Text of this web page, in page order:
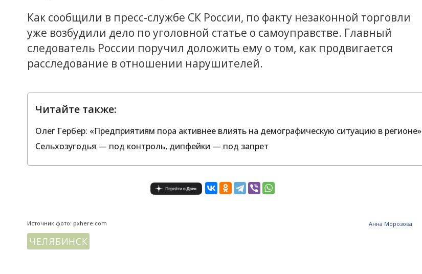
Как сообщили в пресс-службе СК России, по факту незаконной торговли
уже возбудили дело по уголовной статье о самоуправстве. Главный
следователь России поручил доложить ему о том, как продвигается
расследование в отношении нарушителей.
Читайте также:
Олег Гербер: «Предприятиям пора активнее влиять на демографическую ситуацию в регионе»
Сельхозугодья — под контроль, дипфейки — под запрет
Источник фото: pxhere.com Анна Морозова
ЧЕЛЯБИНСК